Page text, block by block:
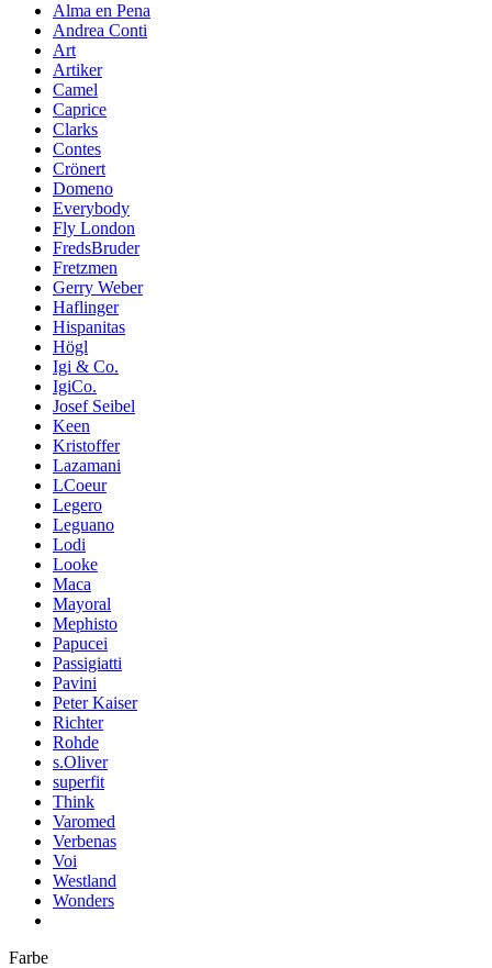
Alma en Pena
Andrea Conti
Art
Artiker
Camel
Caprice
Clarks
Contes
Crönert
Domeno
Everybody
Fly London
FredsBruder
Fretzmen
Gerry Weber
Haflinger
Hispanitas
Högl
Igi & Co.
IgiCo.
Josef Seibel
Keen
Kristoffer
Lazamani
LCoeur
Legero
Leguano
Lodi
Looke
Maca
Mayoral
Mephisto
Papucei
Passigiatti
Pavini
Peter Kaiser
Richter
Rohde
s.Oliver
superfit
Think
Varomed
Verbenas
Voi
Westland
Wonders
Farbe